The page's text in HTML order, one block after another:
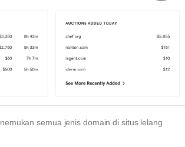
semua jenis domain di situs lelang